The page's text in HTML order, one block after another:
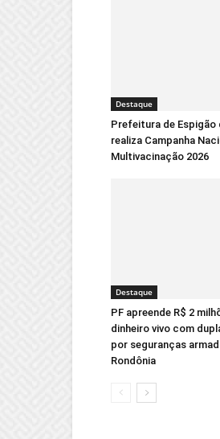
Destaque
Prefeitura de Espigão
realiza Campanha
Multivacinação 2026
Destaque
PF apreende R$ 2
dinheiro vivo com
por seguranças
Rondônia